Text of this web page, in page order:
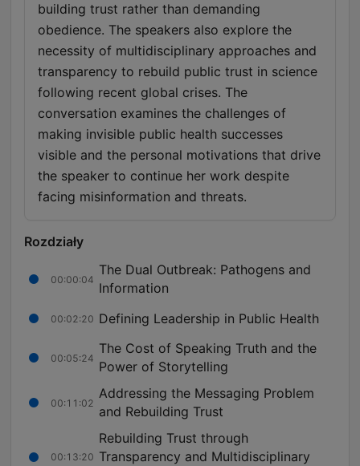
building trust rather than demanding
obedience. The speakers also explore the
necessity of multidisciplinary approaches and
transparency to rebuild public trust in science
following recent global crises. The
conversation examines the challenges of
making invisible public health successes
visible and the personal motivations that drive
the speaker to continue her work despite
facing misinformation and threats.
Rozdziały
00:00:04
The Dual Outbreak: Pathogens and
Information
00:02:20 Defining Leadership in Public Health
00:05:24
The Cost of Speaking Truth and the
Power of Storytelling
00:11:02
Addressing the Messaging Problem
and Rebuilding Trust
00:13:20
Rebuilding Trust through
Transparency and Multidisciplinary